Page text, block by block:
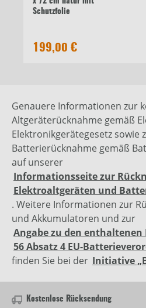
Schutzfolie
199,00 €
Genauere Informationen zur
Altgeräterücknahme gemäß
Elektronikgerätegesetz sowie
Batterierücknahme gemäß
auf unserer
Informationsseite zur
Elektroaltgeräten und
. Weitere Informationen zur
und Akkumulatoren und zur
Angabe zu den
56 Absatz 4 EU-
finden Sie bei der Initiative
Kostenlose Rücksendung